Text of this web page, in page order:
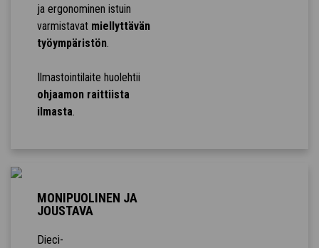
ja ergonominen istuin
varmistavat miellyttävän
työympäristön.
Ilmastointilaite huolehtii
ohjaamon raittiista
ilmasta.
MONIPUOLINEN JA
JOUSTAVA
Dieci-